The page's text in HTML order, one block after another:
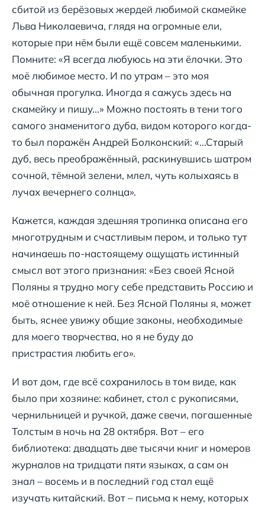
сбитой из берёзовых жердей любимой скамейке
Льва Николаевича, глядя на огромные ели,
которые при нём были ещё совсем маленькими.
Помните: «Я всегда любуюсь на эти ёлочки. Это
моё любимое место. И по утрам – это моя
обычная прогулка. Иногда я сажусь здесь на
скамейку и пишу...» Можно постоять в тени того
самого знаменитого дуба, видом которого когда-
то был поражён Андрей Болконский: «...Старый
дуб, весь преображённый, раскинувшись шатром
сочной, тёмной зелени, млел, чуть колыхаясь в
лучах вечернего солнца».
Кажется, каждая здешняя тропинка описана его
многотрудным и счастливым пером, и только тут
начинаешь по-настоящему ощущать истинный
смысл вот этого признания: «Без своей Ясной
Поляны я трудно могу себе представить Россию и
моё отношение к ней. Без Ясной Поляны я, может
быть, яснее увижу общие законы, необходимые
для моего творчества, но я не буду до
пристрастия любить его».
И вот дом, где всё сохранилось в том виде, как
было при хозяине: кабинет, стол с рукописями,
чернильницей и ручкой, даже свечи, погашенные
Толстым в ночь на 28 октября. Вот – его
библиотека: двадцать две тысячи книг и номеров
журналов на тридцати пяти языках, а сам он
знал – восемь и в последний год стал ещё
изучать китайский. Вот – письма к нему, которых